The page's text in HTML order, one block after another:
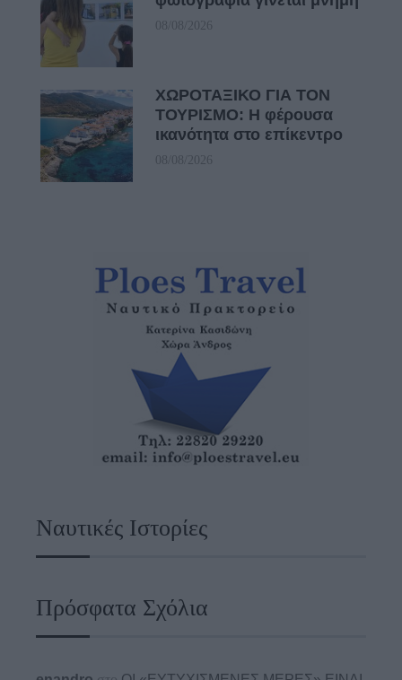
08/08/2026
ΧΩΡΟΤΑΞΙΚΟ ΓΙΑ ΤΟΝ
ΤΟΥΡΙΣΜΟ: Η φέρουσα
ικανότητα στο επίκεντρο
08/08/2026
Ναυτικές Ιστορίες
Πρόσφατα Σχόλια